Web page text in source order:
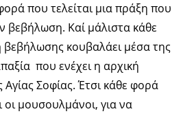
που τελείται μια πράξη που
βεβήλωση. Καί μάλιστα κάθε
βεβήλωσης κουβαλάει μέσα της
που ενέχει η αρχική
Σοφίας. Έτσι κάθε φορά
μουσουλμάνοι, για να